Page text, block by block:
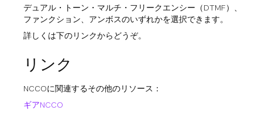
デュアル・トーン・マルチ・フリークエンシー（DTMF）、
ファンクション、アンボスのいずれかを選択できます。
詳しくは下のリンクからどうぞ。
リンク
NCCOに関連するその他のリソース：
ギアNCCO